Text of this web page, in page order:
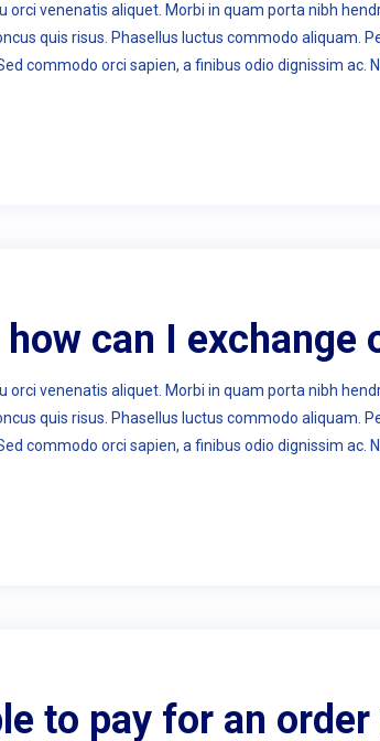
orci venenatis aliquet. Morbi in quam porta nibh
quis risus. Phasellus luctus commodo aliquam.
commodo orci sapien, a finibus odio dignissim ac.
how can I exchange
orci venenatis aliquet. Morbi in quam porta nibh
quis risus. Phasellus luctus commodo aliquam.
commodo orci sapien, a finibus odio dignissim ac.
to pay for an